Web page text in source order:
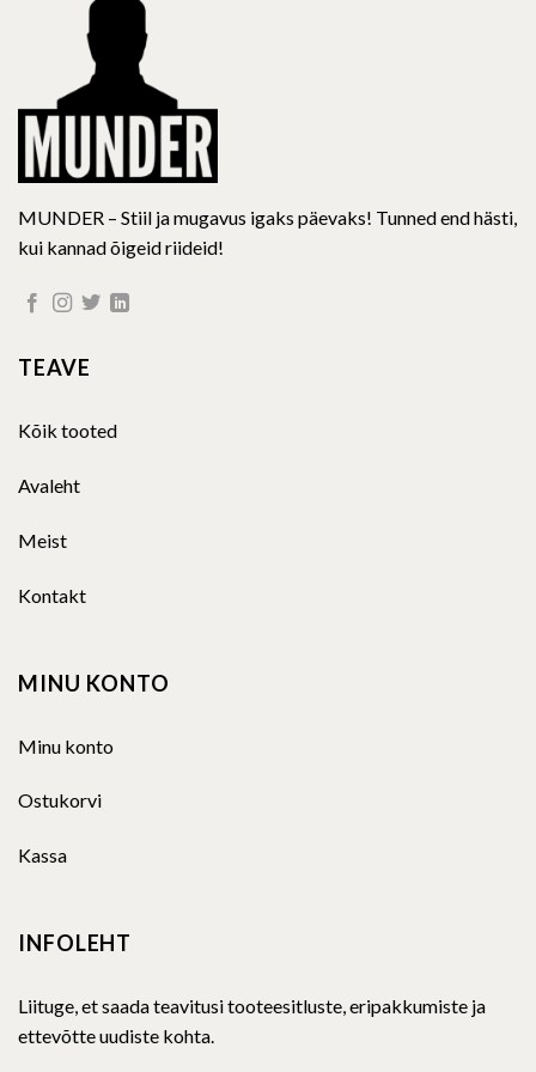
chosen
on
the
product
page
MUNDER – Stiil ja mugavus igaks päevaks! Tunned end hästi,
kui kannad õigeid riideid!
TEAVE
Kõik tooted
Avaleht
Meist
Kontakt
MINU KONTO
Minu konto
Ostukorvi
Kassa
INFOLEHT
Liituge, et saada teavitusi tooteesitluste, eripakkumiste ja
ettevõtte uudiste kohta.